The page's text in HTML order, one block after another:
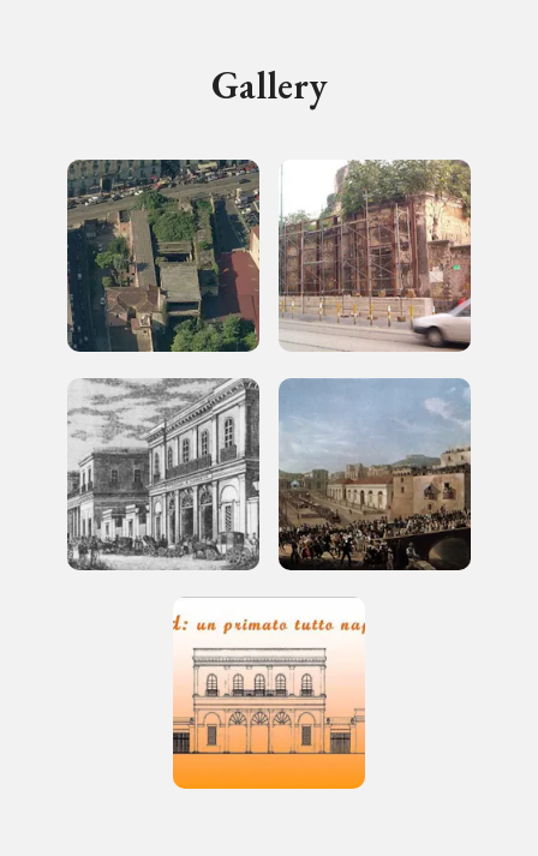
Gallery
I Luoghi del Cuore
Storico campagne in questo
luogo
I Luoghi del Cuore
2020, 2022
News
I Luoghi del Cuore 2022: la
classifica provvisoria nel Sud